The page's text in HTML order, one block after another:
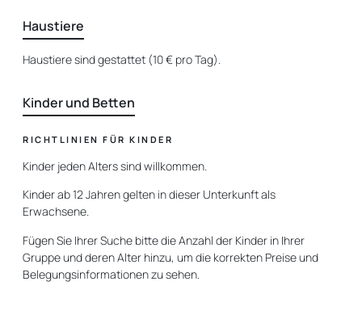
Haustiere
Haustiere sind gestattet (10 € pro Tag).
Kinder und Betten
RICHTLINIEN FÜR KINDER
Kinder jeden Alters sind willkommen.
Kinder ab 12 Jahren gelten in dieser Unterkunft als
Erwachsene.
Fügen Sie Ihrer Suche bitte die Anzahl der Kinder in Ihrer
Gruppe und deren Alter hinzu, um die korrekten Preise und
Belegungsinformationen zu sehen.